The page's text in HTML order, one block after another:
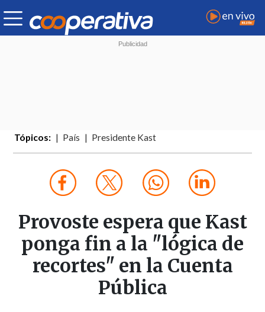
Tópicos: País Presidente Kast
Provoste espera que Kast
ponga fin a la "lógica de
recortes" en la Cuenta
Pública